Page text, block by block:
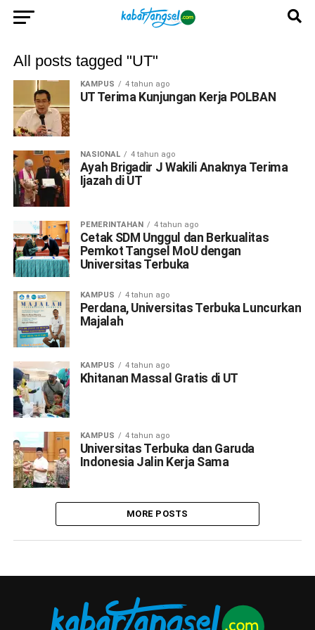
All posts tagged "UT"
KAMPUS 4 tahun ago
UT Terima Kunjungan Kerja POLBAN
NASIONAL 4 tahun ago
Ayah Brigadir J Wakili Anaknya Terima
Ijazah di UT
PEMERINTAHAN 4 tahun ago
Cetak SDM Unggul dan Berkualitas
Pemkot Tangsel MoU dengan
Universitas Terbuka
KAMPUS 4 tahun ago
Perdana, Universitas Terbuka Luncurkan
Majalah
KAMPUS 4 tahun ago
Khitanan Massal Gratis di UT
KAMPUS 4 tahun ago
Universitas Terbuka dan Garuda
Indonesia Jalin Kerja Sama
MORE POSTS